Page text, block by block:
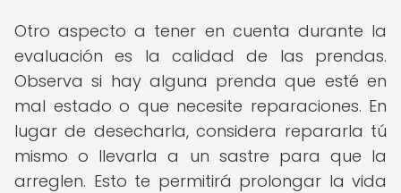
Otro aspecto a tener en cuenta durante la
evaluación es la calidad de las prendas.
Observa si hay alguna prenda que esté en
mal estado o que necesite reparaciones. En
lugar de desecharla, considera repararla tú
mismo o llevarla a un sastre para que la
arreglen. Esto te permitirá prolongar la vida